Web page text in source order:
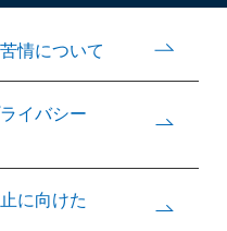
苦情について
イバシー
に向けた